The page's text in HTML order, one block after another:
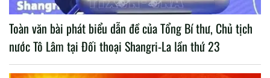
Toàn văn bài phát biểu dẫn đề của Tổng Bí thư, Chủ tịch
nước Tô Lâm tại Đối thoại Shangri-La lần thứ 23